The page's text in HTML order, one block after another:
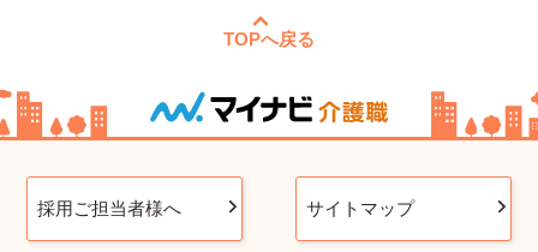
TOPへ戻る
採用ご担当者様へ サイトマップ